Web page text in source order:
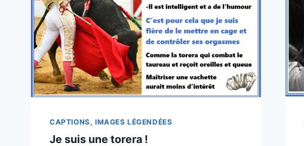
CAPTIONS, IMAGES LÉGENDÉES
Je suis une torera !